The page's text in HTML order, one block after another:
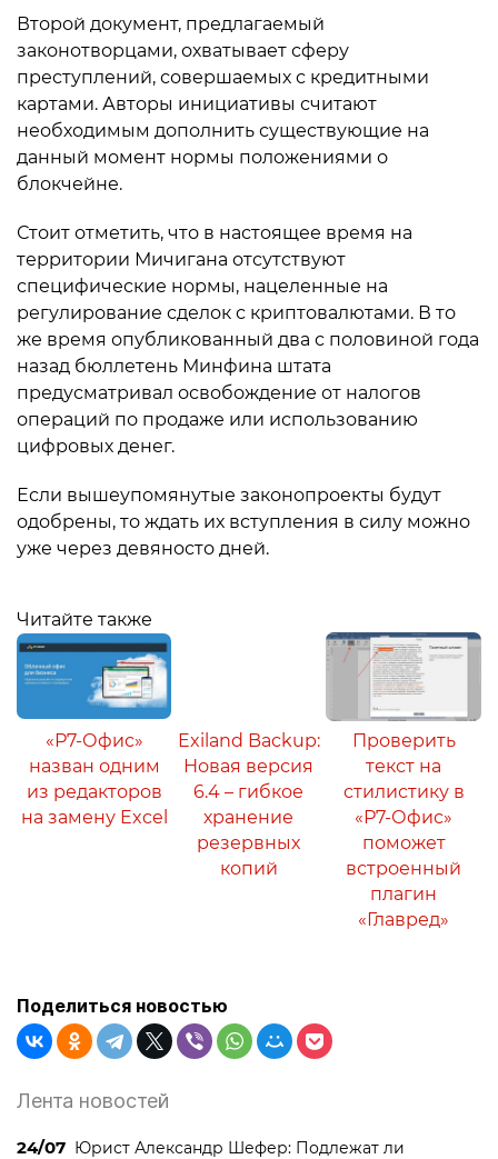
Второй документ, предлагаемый
законотворцами, охватывает сферу
преступлений, совершаемых с кредитными
картами. Авторы инициативы считают
необходимым дополнить существующие на
данный момент нормы положениями о
блокчейне.
Стоит отметить, что в настоящее время на
территории Мичигана отсутствуют
специфические нормы, нацеленные на
регулирование сделок с криптовалютами. В то
же время опубликованный два с половиной года
назад бюллетень Минфина штата
предусматривал освобождение от налогов
операций по продаже или использованию
цифровых денег.
Если вышеупомянутые законопроекты будут
одобрены, то ждать их вступления в силу можно
уже через девяносто дней.
Читайте также
«Р7-Офис»
назван одним
из редакторов
на замену Excel
Exiland Backup:
Новая версия
6.4 – гибкое
хранение
резервных
копий
Проверить
текст на
стилистику в
«Р7-Офис»
поможет
встроенный
плагин
«Главред»
Поделиться новостью
Лента новостей
24/07 Юрист Александр Шефер: Подлежат ли